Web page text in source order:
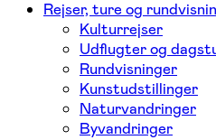
Rejser, ture og
Kulturrejser
Udflugter og
Rundvisninger
Kunstudstillinger
Naturvandringer
Byvandringer